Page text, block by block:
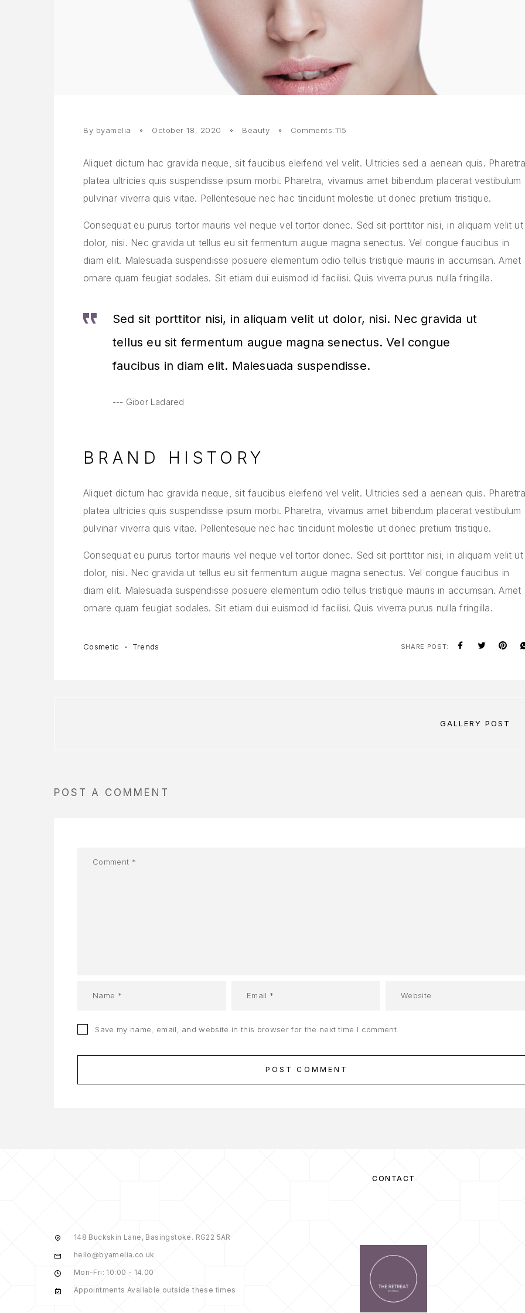
By byamelia October 18, 2020 Beauty Comments:115
Aliquet dictum hac gravida neque, sit faucibus eleifend vel velit. Ultricies sed a aenean quis. Pharetra
platea ultricies quis suspendisse ipsum morbi. Pharetra, vivamus amet bibendum placerat vestibulum
pulvinar viverra quis vitae. Pellentesque nec hac tincidunt molestie ut donec pretium tristique.
Consequat eu purus tortor mauris vel neque vel tortor donec. Sed sit porttitor nisi, in aliquam velit ut
dolor, nisi. Nec gravida ut tellus eu sit fermentum augue magna senectus. Vel congue faucibus in
diam elit. Malesuada suspendisse posuere elementum odio tellus tristique mauris in accumsan. Amet
ornare quam feugiat sodales. Sit etiam dui euismod id facilisi. Quis viverra purus nulla fringilla.
Sed sit porttitor nisi, in aliquam velit ut dolor, nisi. Nec gravida ut
tellus eu sit fermentum augue magna senectus. Vel congue
faucibus in diam elit. Malesuada suspendisse.
Gibor Ladared
BRAND HISTORY
Aliquet dictum hac gravida neque, sit faucibus eleifend vel velit. Ultricies sed a aenean quis. Pharetra
platea ultricies quis suspendisse ipsum morbi. Pharetra, vivamus amet bibendum placerat vestibulum
pulvinar viverra quis vitae. Pellentesque nec hac tincidunt molestie ut donec pretium tristique.
Consequat eu purus tortor mauris vel neque vel tortor donec. Sed sit porttitor nisi, in aliquam velit ut
dolor, nisi. Nec gravida ut tellus eu sit fermentum augue magna senectus. Vel congue faucibus in
diam elit. Malesuada suspendisse posuere elementum odio tellus tristique mauris in accumsan. Amet
ornare quam feugiat sodales. Sit etiam dui euismod id facilisi. Quis viverra purus nulla fringilla.
Cosmetic Trends SHARE POST:
GALLERY POST
POST A COMMENT
Save my name, email, and website in this browser for the next time I comment.
POST COMMENT
CONTACT
148 Buckskin Lane, Basingstoke. RG22 5AR
hello@byamelia.co.uk
Mon-Fri: 10:00 - 14.00
Appointments Available outside these times